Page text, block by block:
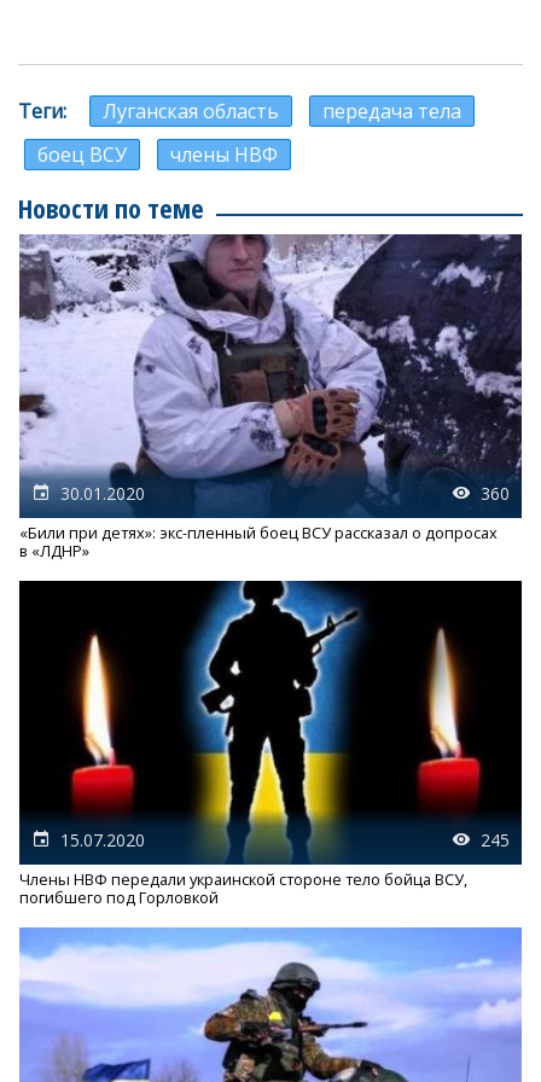
Теги Луганская область
передача тела
боец ВСУ
члены НВФ
Новости по теме
30.01.2020 360
«Били при детях»: экс-пленный боец ВСУ рассказал о допросах
в «ЛДНР»
15.07.2020 245
Члены НВФ передали украинской стороне тело бойца ВСУ,
погибшего под Горловкой